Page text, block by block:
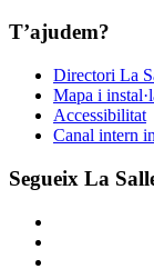
T’ajudem?
Directori La
Mapa i
Accessibilitat
Canal intern
Segueix La